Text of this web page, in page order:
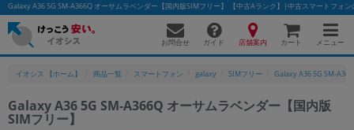
Galaxy A36 5G SM-A366Q オーサムラベンダー【国内版SIMフリー】 【中古Aランク】|中古スマートフォン
お問合せ ガイド 店舗案内 カート メニュー
イオシス 【ホーム】 商品一覧 スマートフォン galaxy SIMフリー Galaxy A36 5G SM-
Galaxy A36 5G SM-A366Q オーサムラベンダー【国内版
SIMフリー】かんたんパソコン検索に切り替える